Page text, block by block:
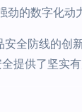
的数字化动
全防线的
提供了坚实